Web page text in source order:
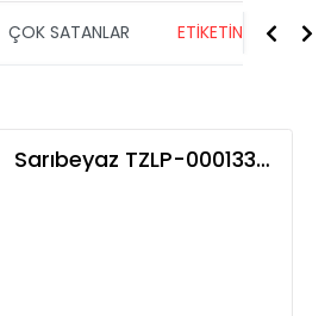
ÇOK SATANLAR ETİKETİN YARISI
Sarıbeyaz TZLP-00013304